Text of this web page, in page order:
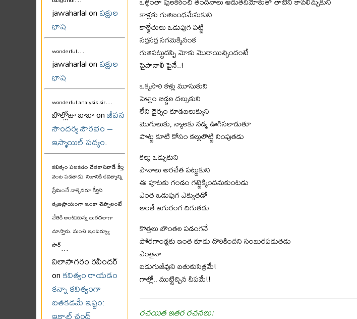
jawaharlal onపక్షుల
భాష
wonderful...
jawaharlal onపక్షుల
భాష
wonderful analysis sir...
బొల్లోజు బాబా onజీవన
సౌందర్య సౌరభం –
ఇస్మాయిల్ పద్యం.
కవిత్వం పలకడం చేతకానివాడే కీర్తి
వెంట పడతాడు. నిజానికి కవిత్వాన్ని
ప్రేమించే వాళ్ళెవరూ కీర్తిని
తృణప్రాయంగా ఇంకా చెప్పాలంటే
చేతికి అంటుకున్న బురదలాగా
చూస్తారు. మంచి ఇంటర్వ్యూ
సార్...
విలాసాగరం రవీందర్
onకవిత్వం రాయడం
కన్నా కవిత్వంగా
బతకడమే ఇష్టం:
కాళ్లకు గుజిబంధమేసుకుని
కాల్జేతులు ఒడుపుగ పట్టి
సర్రసర్ర సగమెక్కినంక
గుజిపట్టుదప్పి మోకు మొరాయిచ్చిందంటే
పైపానాలీ పైనే..!
ఒక్కసారి కళ్లు మూసుకుని
పెళ్లాం బిడ్డల దల్సుకుని
లేని ధైర్నం కూడబలుక్కుని
మొగులుకు, న్యాలకు నడ్మ ఊగిసలాడుతూ
పొట్ట కూటి కోసం కల్లులొట్టి నింపుతడు
కల్లు ఒడ్సుకుని
పానాలు అరచేత పట్టుకుని
ఈ పూటకు గండం గట్టెక్కిందనుకుంటడు
ఎంత ఒడుపుగ ఎక్కుతడో
అంతే ఇగురంగ దిగుతడు
కొత్తలు బొంతల పడంగనే
పోరగాండ్లకు ఇంత కూడు దొరికిందని సంబురపడుతడు
ఎంతైనా
బడుగుజీవుని బతుకుసిత్రమే!
గాల్లో.. ముట్టిచ్చిన దీపమే!!
రచయిత ఇతర రచనలు: